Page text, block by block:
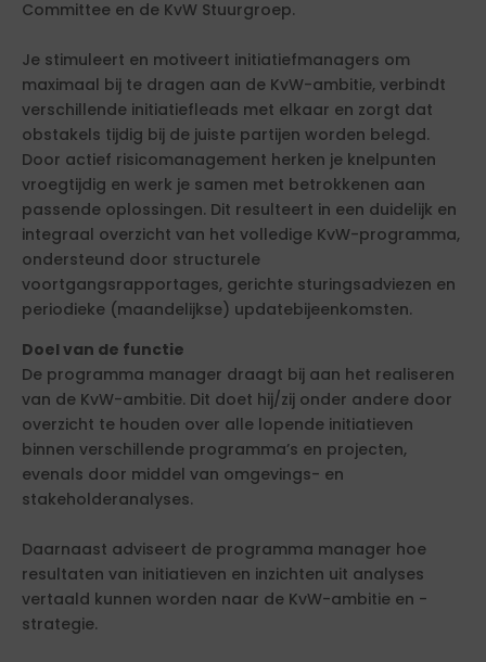
Committee en de KvW Stuurgroep.
Je stimuleert en motiveert initiatiefmanagers om
maximaal bij te dragen aan de KvW-ambitie, verbindt
verschillende initiatiefleads met elkaar en zorgt dat
obstakels tijdig bij de juiste partijen worden belegd.
Door actief risicomanagement herken je knelpunten
vroegtijdig en werk je samen met betrokkenen aan
passende oplossingen. Dit resulteert in een duidelijk en
integraal overzicht van het volledige KvW-programma,
ondersteund door structurele
voortgangsrapportages, gerichte sturingsadviezen en
periodieke (maandelijkse) updatebijeenkomsten.
Doel van de functie
De programma manager draagt bij aan het realiseren
van de KvW-ambitie. Dit doet hij/zij onder andere door
overzicht te houden over alle lopende initiatieven
binnen verschillende programma’s en projecten,
evenals door middel van omgevings- en
stakeholderanalyses.
Daarnaast adviseert de programma manager hoe
resultaten van initiatieven en inzichten uit analyses
vertaald kunnen worden naar de KvW-ambitie en -
strategie.